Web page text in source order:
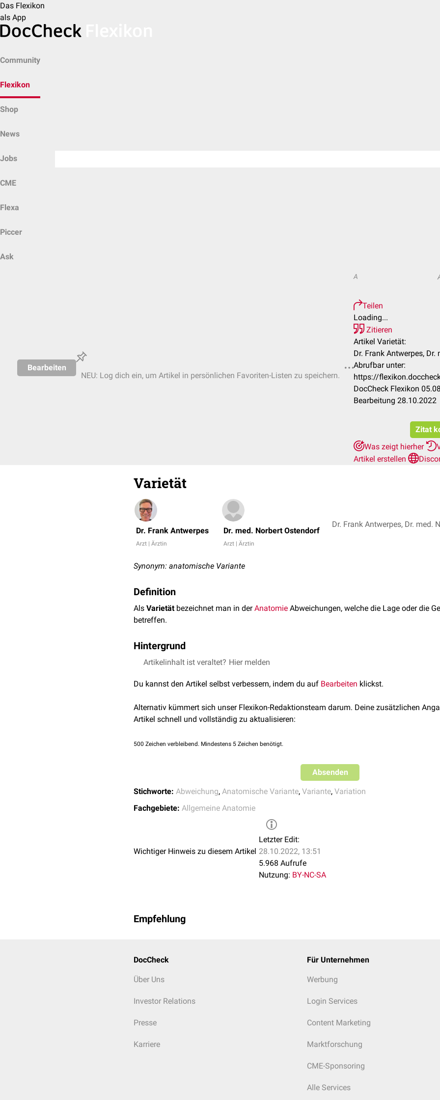
Das Flexikon
als App
Community
Flexikon
Shop
News
Jobs
CME
Flexa
Piccer
Ask
Bearbeiten
NEU: Log dich ein, um Artikel in persönlichen Favoriten-Listen zu speichern.
A
Teilen
Loading...
Zitieren
Artikel Varietät:
Dr. Frank Antwerpes,
Abrufbar unter:
https://
DocCheck Flexikon
Bearbeitung 28.10.2022
Zitat
Was zeigt hierher
Artikel erstellen
Varietät
Dr. Frank Antwerpes
Arzt | Ärztin
Dr. med. Norbert Ostendorf
Arzt | Ärztin
Dr. Frank Antwerpes, Dr. med.
Synonym: anatomische Variante
Definition
Als Varietätbezeichnet man in derAnatomie Abweichungen, welche die Lage oder die
betreffen.
Hintergrund
Da jedes Individuum im Detail anders aufgebaut ist, ist der Begriff Varietät etwas
Individuen bestimmten anatomische Konventionen ableiten lassen. Bei Varietäten
Varietäten sind keineFehlbildungenoderAnomalien, da sie nicht mit wesentlichen
verbunden sind. Allerdings ist der Übergang zwischen Varietät und Fehlbildung fließend.
Halsrippensyndrom führen.
Artikelinhalt ist veraltet? Hier melden
Du kannst den Artikel selbst verbessern, indem du auf Bearbeiten klickst.
Alternativ kümmert sich unser Flexikon-Redaktionsteam darum. Deine zusätzlichen
Artikel schnell und vollständig zu aktualisieren:
500 Zeichen verbleibend. Mindestens 5 Zeichen benötigt.
Absenden
Stichworte: Abweichung, Anatomische Variante, Variante, Variation
Fachgebiete: Allgemeine Anatomie
Wichtiger Hinweis zu diesem Artikel
Letzter Edit:
28.10.2022, 13:51
5.968 Aufrufe
Nutzung: BY-NC-SA
Empfehlung
DocCheck
Über Uns
Investor Relations
Presse
Karriere
Für Unternehmen
Werbung
Login Services
Content Marketing
Marktforschung
CME-Sponsoring
Alle Services